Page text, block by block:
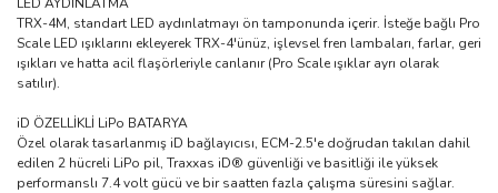
TRX-4M, standart LED aydınlatmayı ön tamponunda içerir. İsteğe bağlı Pro
Scale LED ışıklarını ekleyerek TRX-4'ünüz, işlevsel fren lambaları, farlar, geri
ışıkları ve hatta acil flaşörleriyle canlanır (Pro Scale ışıklar ayrı olarak
satılır).
iD ÖZELLİKLİ LiPo BATARYA
Özel olarak tasarlanmış iD bağlayıcısı, ECM-2.5'e doğrudan takılan dahil
edilen 2 hücreli LiPo pil, Traxxas iD® güvenliği ve basitliği ile yüksek
performanslı 7.4 volt gücü ve bir saatten fazla çalışma süresini sağlar.